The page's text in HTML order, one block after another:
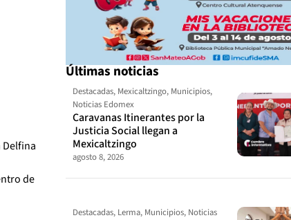
Delfina
de
Últimas noticias
Destacadas, Mexicaltzingo, Municipios,
Noticias Edomex
Caravanas Itinerantes por la
Justicia Social llegan a
Mexicaltzingo
agosto 8, 2026
Destacadas, Lerma, Municipios, Noticias